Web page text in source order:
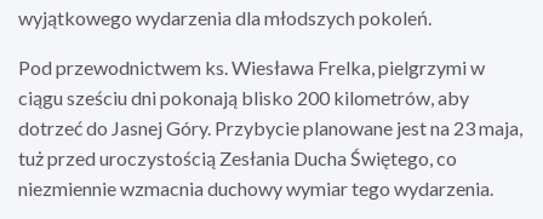
wyjątkowego wydarzenia dla młodszych pokoleń.
Pod przewodnictwem ks. Wiesława Frelka, pielgrzymi w
ciągu sześciu dni pokonają blisko 200 kilometrów, aby
dotrzeć do Jasnej Góry. Przybycie planowane jest na 23 maja,
tuż przed uroczystością Zesłania Ducha Świętego, co
niezmiennie wzmacnia duchowy wymiar tego wydarzenia.